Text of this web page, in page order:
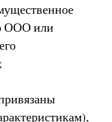
ООО или